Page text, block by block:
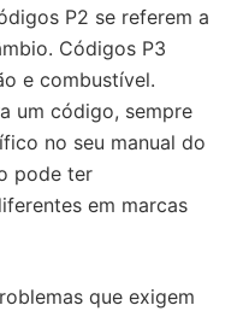
P2 se referem a
Códigos P3
e combustível.
um código, sempre
no seu manual do
pode ter
em marcas
que exigem